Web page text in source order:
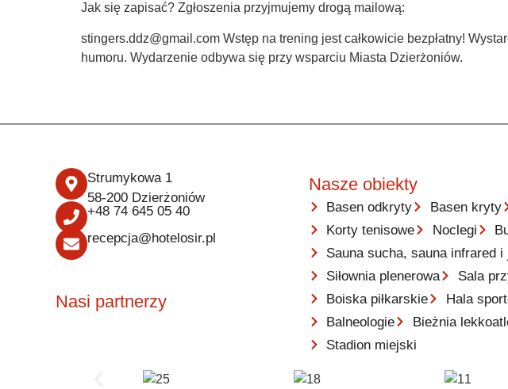
Jak się zapisać? Zgłoszenia przyjmujemy drogą mailową:
stingers.ddz@gmail.com Wstęp na trening jest całkowicie bezpłatny!
humoru. Wydarzenie odbywa się przy wsparciu Miasta Dzierżoniów.
Strumykowa 1
58-200 Dzierżoniów
+48 74 645 05 40
recepcja@hotelosir.pl
Nasi partnerzy
Nasze obiekty
Basen odkryty Basen kryty
Korty tenisowe
Noclegi
Sauna sucha, sauna infrared i
Siłownia plenerowa
Sala
Boiska piłkarskie
Hala
Balneologie
Bieżnia
Stadion miejski